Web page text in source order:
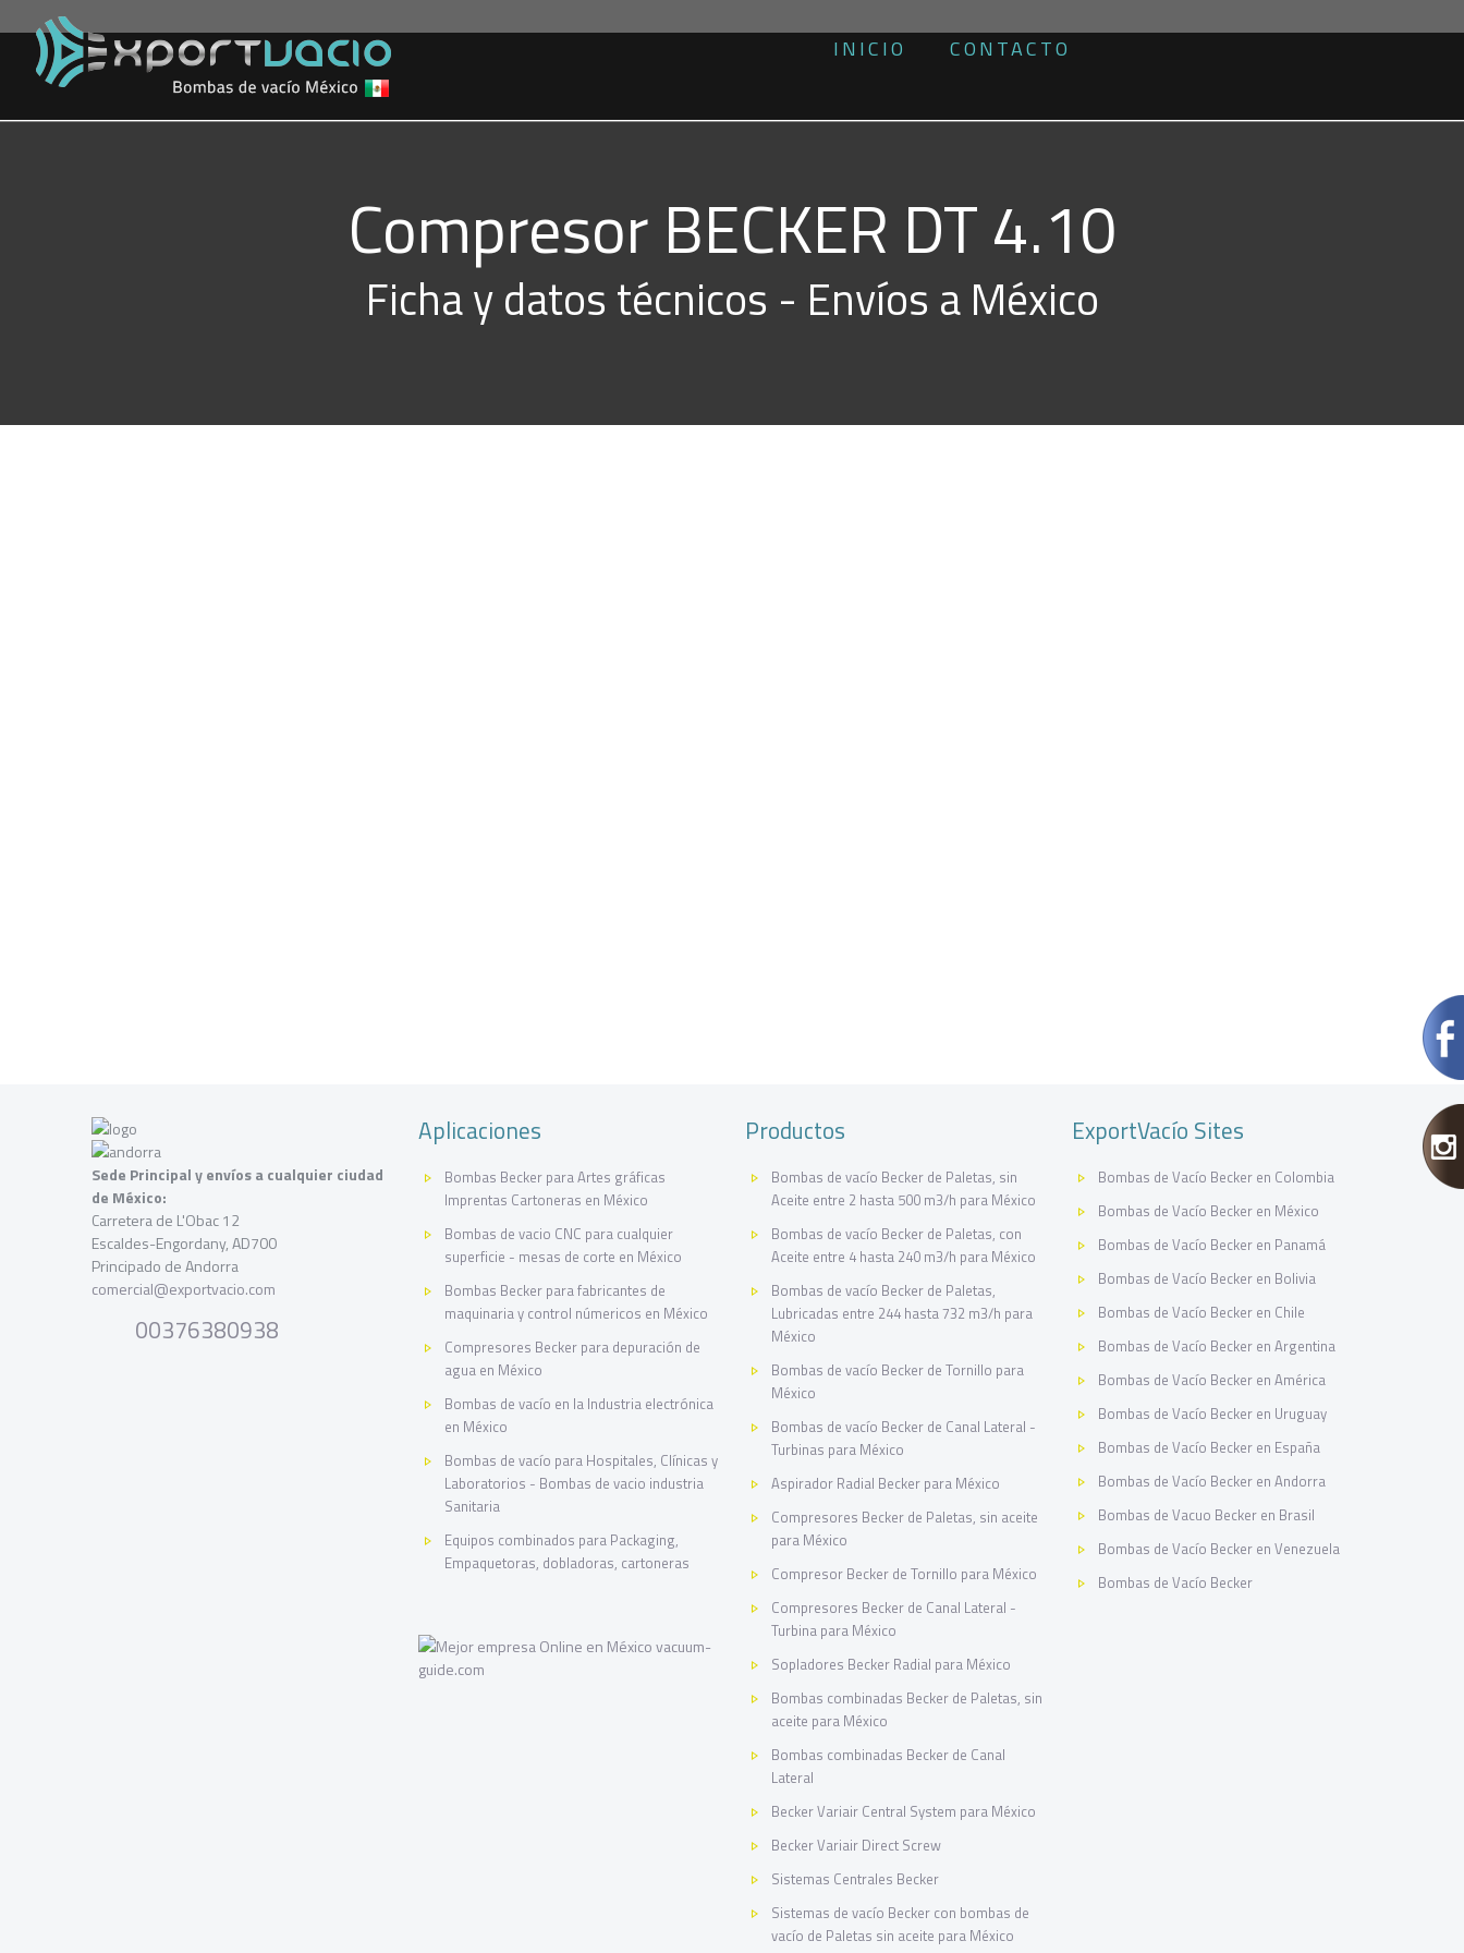
INICIO CONTACTO
Compresor BECKER DT 4.10
Ficha y datos técnicos - Envíos a México
Sede Principal y envíos a cualquier ciudad
de México:
Carretera de L'Obac 12
Escaldes-Engordany, AD700
Principado de Andorra
comercial@exportvacio.com
00376380938
Aplicaciones
Bombas Becker para Artes gráficas
Imprentas Cartoneras en México
Bombas de vacio CNC para cualquier
superficie - mesas de corte en México
Bombas Becker para fabricantes de
maquinaria y control númericos en México
Compresores Becker para depuración de
agua en México
Bombas de vacío en la Industria electrónica
en México
Bombas de vacío para Hospitales, Clínicas y
Laboratorios - Bombas de vacio industria
Sanitaria
Equipos combinados para Packaging,
Empaquetoras, dobladoras, cartoneras
Productos
Bombas de vacío Becker de Paletas, sin
Aceite entre 2 hasta 500 m3/h para México
Bombas de vacío Becker de Paletas, con
Aceite entre 4 hasta 240 m3/h para México
Bombas de vacío Becker de Paletas,
Lubricadas entre 244 hasta 732 m3/h para
México
Bombas de vacío Becker de Tornillo para
México
Bombas de vacío Becker de Canal Lateral -
Turbinas para México
Aspirador Radial Becker para México
Compresores Becker de Paletas, sin aceite
para México
Compresor Becker de Tornillo para México
Compresores Becker de Canal Lateral -
Turbina para México
Sopladores Becker Radial para México
Bombas combinadas Becker de Paletas, sin
aceite para México
Bombas combinadas Becker de Canal
Lateral
Becker Variair Central System para México
Becker Variair Direct Screw
Sistemas Centrales Becker
Sistemas de vacío Becker con bombas de
vacío de Paletas sin aceite para México
ExportVacío Sites
Bombas de Vacío Becker en Colombia
Bombas de Vacío Becker en México
Bombas de Vacío Becker en Panamá
Bombas de Vacío Becker en Bolivia
Bombas de Vacío Becker en Chile
Bombas de Vacío Becker en Argentina
Bombas de Vacío Becker en América
Bombas de Vacío Becker en Uruguay
Bombas de Vacío Becker en España
Bombas de Vacío Becker en Andorra
Bombas de Vacuo Becker en Brasil
Bombas de Vacío Becker en Venezuela
Bombas de Vacío Becker